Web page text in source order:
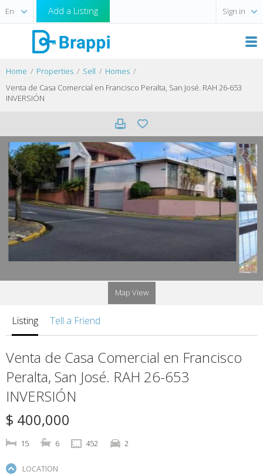
Add a Listing Sign in
Home Properties Sell
Homes
Venta de Casa Comercial en Francisco Peralta, San José. RAH 26-653
INVERSIÓN
Map View
Listing Tell a Friend
Venta de Casa Comercial en Francisco
Peralta, San José. RAH 26-653
INVERSIÓN
$ 400,000
15 6 452 2
LOCATION